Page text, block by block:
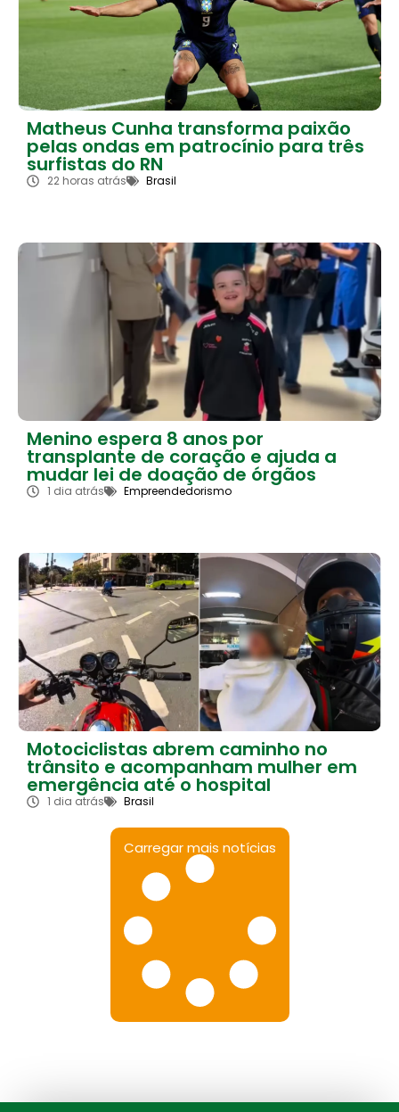
Matheus Cunha transforma paixão
pelas ondas em patrocínio para três
surfistas do RN
22 horas atrás Brasil
Menino espera 8 anos por
transplante de coração e ajuda a
mudar lei de doação de órgãos
1 dia atrás Empreendedorismo
Motociclistas abrem caminho no
trânsito e acompanham mulher em
emergência até o hospital
1 dia atrás Brasil
Carregar mais notícias